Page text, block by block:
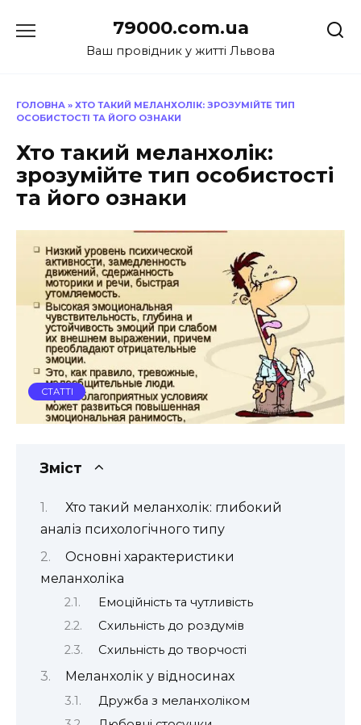
до
79000.com.ua
Ваш провідник у житті Львова
ГОЛОВНА » ХТО ТАКИЙ МЕЛАНХОЛІК: ЗРОЗУМІЙТЕ ТИП
ОСОБИСТОСТІ ТА ЙОГО ОЗНАКИ
Хто такий меланхолік:
зрозумійте тип особистості
та його ознаки
СТАТТІ
Зміст
Хто такий меланхолік: глибокий
аналіз психологічного типу
Основні характеристики
меланхоліка
Емоційність та чутливість
Схильність до роздумів
Схильність до творчості
Меланхолік у відносинах
Дружба з меланхоліком